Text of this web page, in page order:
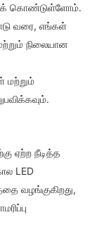
கொண்டுள்ளோம்.
வரை, எங்கள்
நிலையான
மற்றும்
ஏற்ற நீடித்த
LED
வழங்குகிறது,